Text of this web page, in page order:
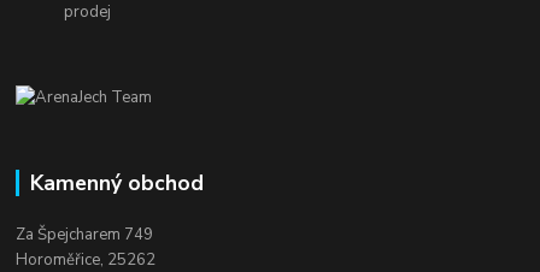
prodej
Kamenný obchod
Za Špejcharem 749
Horoměřice, 25262